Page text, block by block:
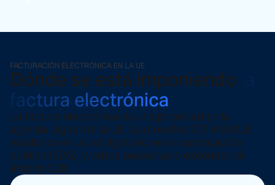
FACTURACIÓN ELECTRÓNICA EN LA UE
Dónde se está imponiendo
factura electrónica
La factura electrónica es una prioridad en la
agenda digital de la UE. La directiva 2014/55/UE
establece el uso obligatorio en la contratación
pública (B2G), y varios países ya lo extienden al
ámbito B2B.